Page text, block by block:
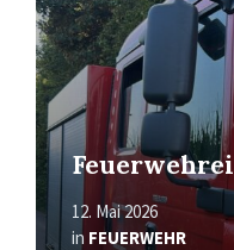
12. Mai 2026
in FEUERWEHR